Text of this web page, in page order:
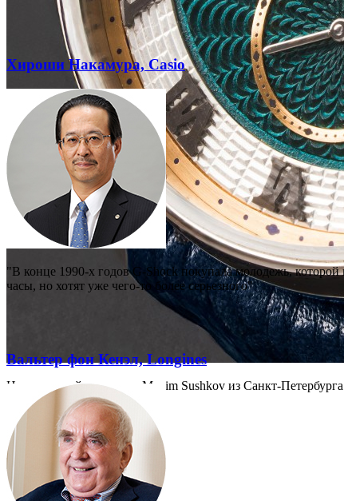
Независимый часовщик Maxim Sushkov из Санкт-Петербурга
Хироши Накамура, Casio
"В конце 1990-х годов G-Shock покупала молодежь,
часы, но хотят уже чего-то более серьезного"
Вальтер фон Кенэл, Longines